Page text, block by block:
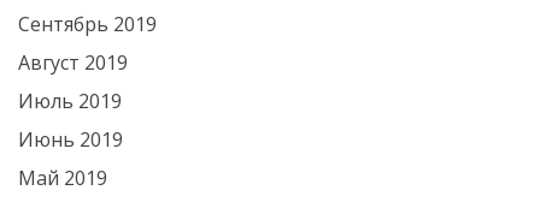
Сентябрь 2019
Август 2019
Июль 2019
Июнь 2019
Май 2019